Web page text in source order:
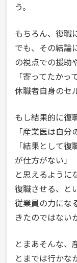
う。
もちろん、復職
でも、その結論
の視点での援助
「寄ってたかっ
休職者自身のセ
もし結果的に復
「産業医は自分
「結果として
が仕方がない」
と思えるように
復職させる、と
従業員の力にな
きたのではない
とまあそんな、
とまでは行かな